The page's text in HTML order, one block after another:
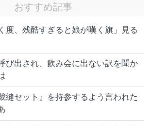
おすすめ記事
度、残酷すぎると娘が嘆く旗」見る
び出され、飲み会に出ない訳を聞か
縫セット』を持参するよう言われた